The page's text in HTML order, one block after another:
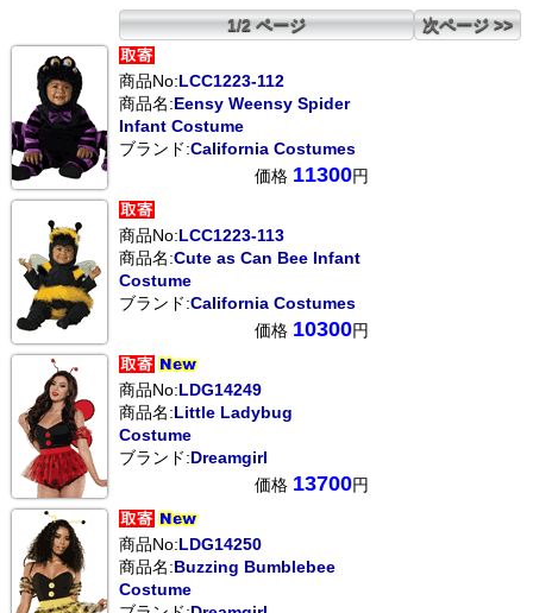
1/2 ページ 次ページ >>
商品No:LCC1223-112
商品名:Eensy Weensy Spider
Infant Costume
ブランド:California Costumes
価格 11300円
商品No:LCC1223-113
商品名:Cute as Can Bee Infant
Costume
ブランド:California Costumes
価格 10300円
商品No:LDG14249
商品名:Little Ladybug
Costume
ブランド:Dreamgirl
価格 13700円
商品No:LDG14250
商品名:Buzzing Bumblebee
Costume